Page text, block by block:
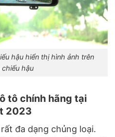
hậu hiển thị hình ảnh trên
hậu
tô chính hãng tại
2023
đa dạng chủng loại.